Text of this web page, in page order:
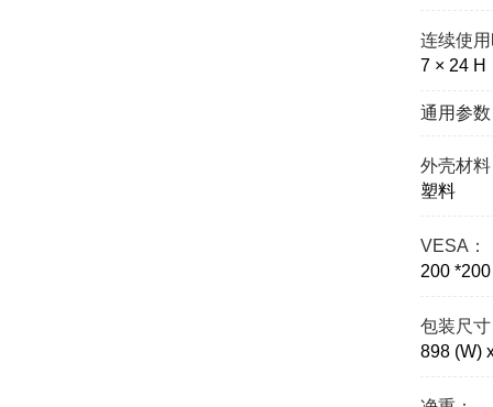
连续使
7 × 24 H
通用参数
外壳材
塑料
VESA：
200
包装尺
898 (W)